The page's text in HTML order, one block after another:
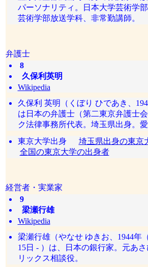
パーソナリティ。日本大学芸術学
芸術学部放送学科、非常勤講師。
弁護士
8
久保利英明
Wikipedia
久保利 英明（くぼり ひであき、
は日本の弁護士（第二東京弁護士
ク法律事務所代表。埼玉県出身。愛
東京大学出身 埼玉県出身の東京
全国の東京大学の出身者
経営者・実業家
9
梁瀬行雄
Wikipedia
梁瀬行雄（やなせ ゆきお、1944年
15日 - ）は、日本の銀行家。元あ
リックス相談役。